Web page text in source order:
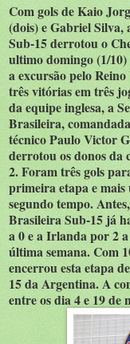
Com gols de Kaio
(dois) e Gabriel Silva,
Sub-15 derrotou o
ultimo domingo (1/10)
a excursão pelo
três vitórias em três
da equipe inglesa, a
Brasileira,
técnico Paulo Victor
derrotou os donos da
2. Foram três gols
primeira etapa e mais
segundo tempo.
Brasileira Sub-15 já
a 0 e a Irlanda por 2 a
última semana. Com
encerrou esta etapa
15 da Argentina. A
entre os dia 4 e 19 de